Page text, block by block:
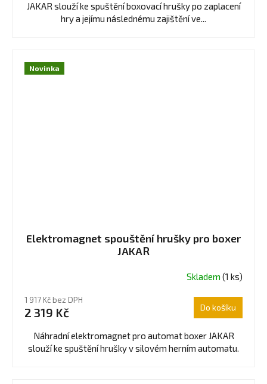
JAKAR slouží ke spuštění boxovací hrušky po zaplacení
hry a jejímu následnému zajištění ve...
Novinka
Elektromagnet spouštění hrušky pro boxer
JAKAR
Skladem (1 ks)
1 917 Kč bez DPH
2 319 Kč Do košíku
Náhradní elektromagnet pro automat boxer JAKAR
slouží ke spuštění hrušky v silovém herním automatu.